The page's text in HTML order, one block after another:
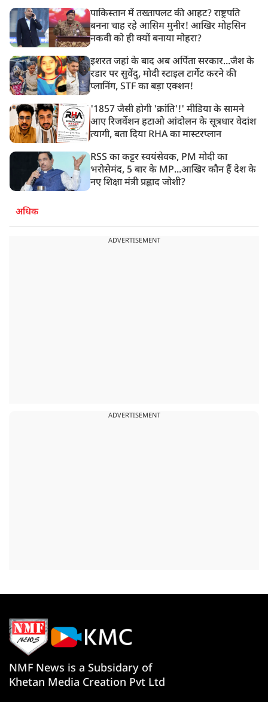
पाकिस्तान में तख्तापलट की आहट? राष्ट्रपति
बनना चाह रहे आसिम मुनीर! आखिर मोहसिन
नकवी को ही क्यों बनाया मोहरा?
इशरत जहां के बाद अब अर्पिता सरकार...जैश के
रडार पर सुवेंदु, मोदी स्टाइल टार्गेट करने की
प्लानिंग, STF का बड़ा एक्शन!
'1857 जैसी होगी 'क्रांति'!' मीडिया के सामने
आए रिजर्वेशन हटाओ आंदोलन के सूत्रधार वेदांश
त्यागी, बता दिया RHA का मास्टरप्लान
RSS का कट्टर स्वयंसेवक, PM मोदी का
भरोसेमंद, 5 बार के MP...आखिर कौन हैं देश के
नए शिक्षा मंत्री प्रह्लाद जोशी?
अधिक
ADVERTISEMENT
ADVERTISEMENT
NMF News is a Subsidary of
Khetan Media Creation Pvt Ltd